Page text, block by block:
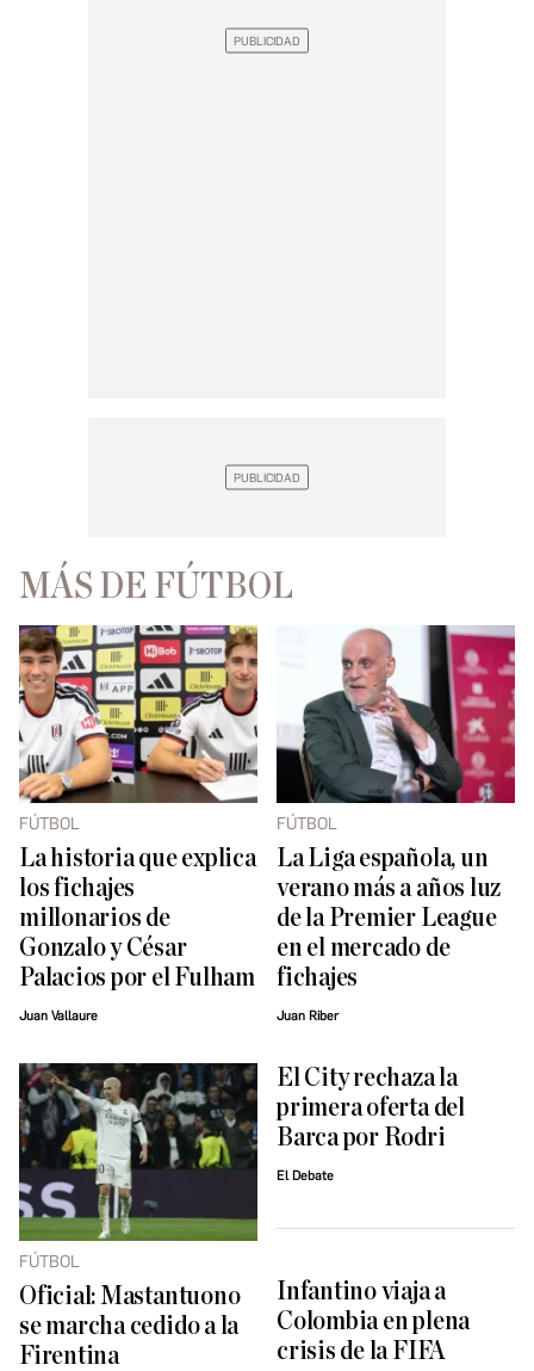
MÁS DE FÚTBOL
FÚTBOL
La historia que explica
los fichajes
millonarios de
Gonzalo y César
Palacios por el Fulham
Juan Vallaure
FÚTBOL
La Liga española, un
verano más a años luz
de la Premier League
en el mercado de
fichajes
Juan Riber
FÚTBOL
Oficial: Mastantuono
se marcha cedido a la
Firentina
El City rechaza la
primera oferta del
Barca por Rodri
El Debate
Infantino viaja a
Colombia en plena
crisis de la FIFA